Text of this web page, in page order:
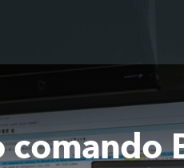
comando